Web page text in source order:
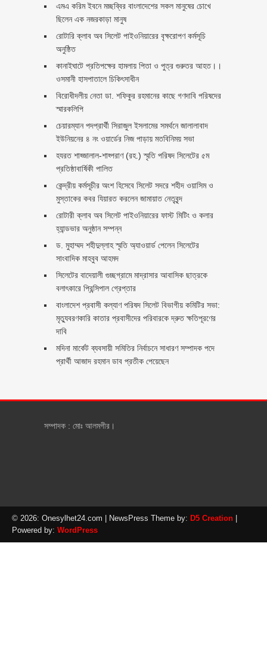
এমএ করিম ইবনে মচ্ছব্বির বাংলাদেশের সকল মানুষের চোখে
ছিলেন এক নজরকাড়া মানুষ ‎
রোটারি ক্লাব অব সিলেট পাইওনিয়ারের বৃক্ষরোপণ কর্মসূচি
অনুষ্ঠিত
কানাইঘাটে প্রতিপক্ষের হামলায় পিতা ও পুত্র গুরুতর আহত।।
ওসমানী হাসপাতালে চিকিৎসাধীন
বিরোধীদলীয় নেতা ডা. শফিকুর রহমানের কাছে গণদাবি পরিষদের
স্মারকলিপি ‎
চেয়ারম্যান পদপ্রার্থী সিরাজুল ইসলামের সমর্থনে জালালাবাদ
ইউনিয়নের ৪ নং ওয়ার্ডের নিজ পাড়ায় মতবিনিময় সভা
হযরত শাহ্জালাল-শাহ্পরাণ (রহ.) স্মৃতি পরিষদ সিলেটের ৫ম
প্রতিষ্ঠাবার্ষিকী পালিত ‎​
কেন্দ্রীয় কর্মসূচীর অংশ হিসেবে সিলেট সদরে শহীদ ওয়াসিম ও
মুস্তাকের কবর যিয়ারত করলেন জামায়াত নেতৃবৃন্দ ‎
রোটারী ক্লাব অব সিলেট পাইওনিয়ারের ফাস্ট মিটিং ও কলার
হ্যান্ডভার অনুষ্ঠান সম্পন্ন
ড. মুহাম্মদ শহীদুল্লাহ স্মৃতি অ্যাওয়ার্ড পেলেন সিলেটের
সাংবাদিক মাহবুব আহমদ
সিলেটের বাদেয়ালী গুচ্ছগ্রামে মাদ্রাসার আবাসিক ছাত্রকে
বলাৎকারে প্রিন্সিপাল গ্রেপ্তার ‎
বাংলাদেশ প্রবাসী কল্যাণ পরিষদ সিলেট বিভাগীয় কমিটির সভা:
মৃত্যুবরণকারি কাতার প্রবাসীদের পরিবারকে দ্রুত ক্ষতিপূরণের
দাবি
মদিনা মার্কেট ব্যবসায়ী সমিতির নির্বাচনে সাধারণ সম্পাদক পদে
প্রার্থী আজাদ রহমান ডাব প্রতীক পেয়েছেন ‎
সম্পাদক : মোঃ আলমগীর।
© 2026: Onesylhet24.com | NewsPress Theme by: D5 Creation
Powered by: WordPress